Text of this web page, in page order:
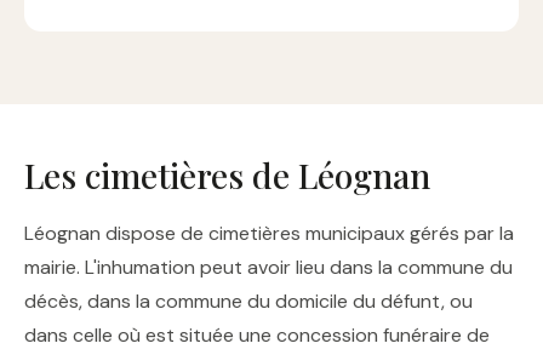
Les cimetières de Léognan
Léognan dispose de cimetières municipaux gérés par la
mairie. L'inhumation peut avoir lieu dans la commune du
décès, dans la commune du domicile du défunt, ou
dans celle où est située une concession funéraire de